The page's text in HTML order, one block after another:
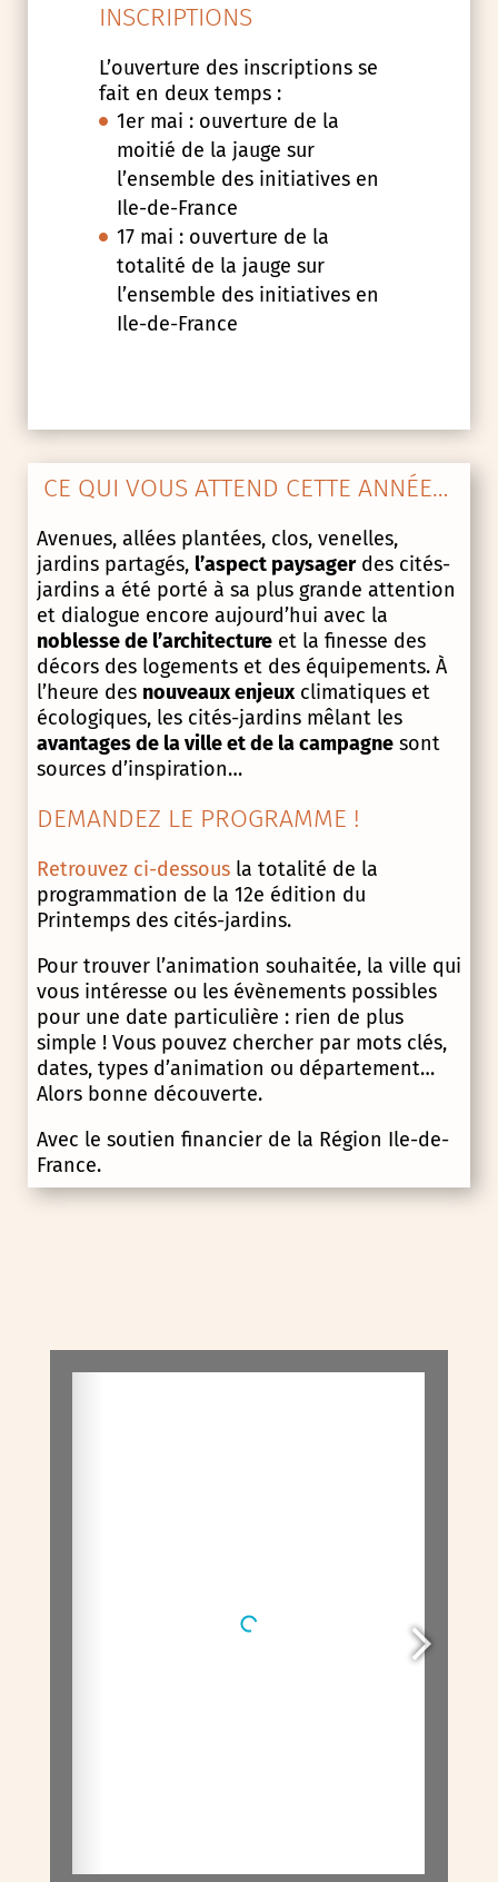
INSCRIPTIONS
L’ouverture des inscriptions se
fait en deux temps :
1er mai : ouverture de la
moitié de la jauge sur
l’ensemble des initiatives en
Ile-de-France
17 mai : ouverture de la
totalité de la jauge sur
l’ensemble des initiatives en
Ile-de-France
CE QUI VOUS ATTEND CETTE ANNÉE…
Avenues, allées plantées, clos, venelles,
jardins partagés, l’aspect paysagerdes cités-
jardins a été porté à sa plus grande attention
et dialogue encore aujourd’hui avec la
noblesse de l’architectureet la finesse des
décors des logements et des équipements. À
l’heure des nouveaux enjeuxclimatiques et
écologiques, les cités-jardins mêlant les
avantages de la ville et de la campagnesont
sources d’inspiration…
DEMANDEZ LE PROGRAMME !
Retrouvez ci-dessousla totalité de la
programmation de la 12e édition du
Printemps des cités-jardins.
Pour trouver l’animation souhaitée, la ville qui
vous intéresse ou les évènements possibles
pour une date particulière : rien de plus
simple ! Vous pouvez chercher par mots clés,
dates, types d’animation ou département…
Alors bonne découverte.
Avec le soutien financier de la Région Ile-de-
France.